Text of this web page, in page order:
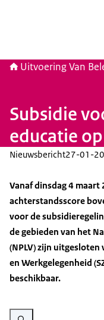
Uitvoering Van
Subsidie
educatie
Nieuwsbericht27-01-
Vanaf dinsdag 4
achterstandsscore
voor de
de gebieden van het
(NPLV) zijn uitgesloten
en Werkgelegenheid
beschikbaar.
Vergroot afbeelding